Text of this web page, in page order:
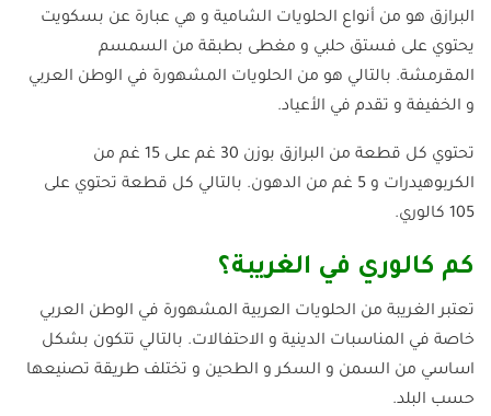
البرازق هو من أنواع الحلويات الشامية و هي عبارة عن بسكويت
يحتوي على فستق حلبي و مغطى بطبقة من السمسم
المقرمشة. بالتالي هو من الحلويات المشهورة في الوطن العربي
و الخفيفة و تقدم في الأعياد.
تحتوي كل قطعة من البرازق بوزن 30 غم على 15 غم من
الكربوهيدرات و 5 غم من الدهون. بالتالي كل قطعة تحتوي على
105 كالوري.
كم كالوري في الغريبة؟
تعتبر الغريبة من الحلويات العربية المشهورة في الوطن العربي
خاصة في المناسبات الدينية و الاحتفالات. بالتالي تتكون بشكل
اساسي من السمن و السكر و الطحين و تختلف طريقة تصنيعها
حسب البلد.